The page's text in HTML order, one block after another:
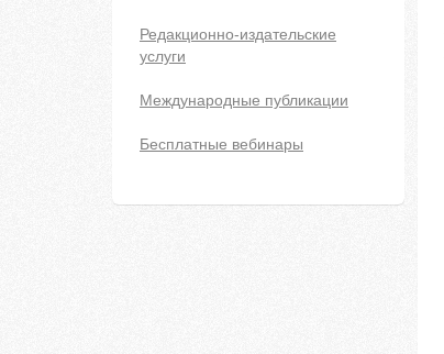
Редакционно-издательские
услуги
Международные публикации
Бесплатные вебинары